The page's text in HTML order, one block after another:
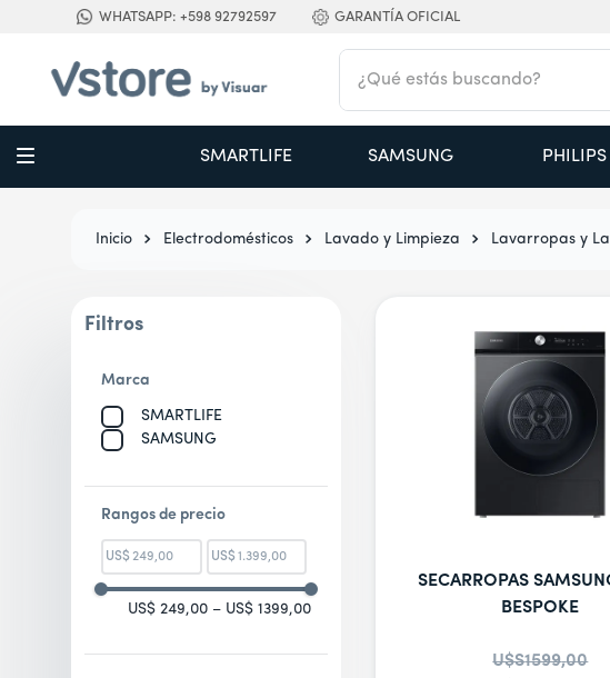
WHATSAPP: +598 92792597 GARANTÍA OFICIAL
¿Qué estás buscando?
SMARTLIFE SAMSUNG PHILIPS
Electrodomésticos Lavado y Limpieza Lavarropas y
Filtros
Marca
SMARTLIFE
SAMSUNG
Rangos de precio
US$ US$
US$ 249,00 – US$ 1399,00
SECARROPAS
BESPOKE
U$S1599,00
1.
digital
3.
cocina